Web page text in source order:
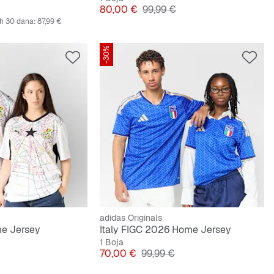
30 dana:87,99 €
Cijena
80,00 € Originalna cijena
99,99 €
Jersey
-30%
adidas Originals
Italy FIGC 2026 Home Jersey
1 Boja
Cijena
70,00 € Originalna cijena
99,99 €